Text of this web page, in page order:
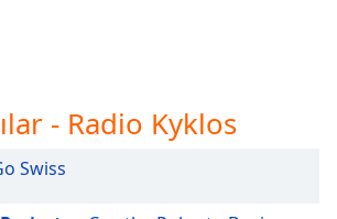
- Radio Kyklos
Swiss